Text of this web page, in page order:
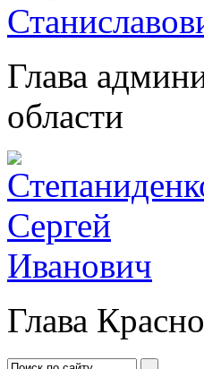
Глава
области
Глава